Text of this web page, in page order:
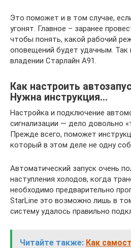
Это поможет и в том случае,
угонят. Главное – заранее
чтобы понять, какой рабочий
оповещений будет удачным. Так
владении Старлайн А91.
Как настроить
Нужна инструкция…
Настройка и подключение
сигнализации — дело довольно
Прежде всего, поможет
который в этом деле не одну
Автоматический запуск очень
наступления холодов, когда
необходимо предварительно
StarLine это возможно лишь в
систему удалось правильно
Читайте также: Как